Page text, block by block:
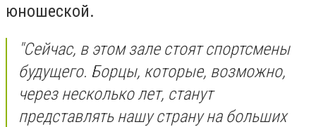
юношеской.
"Сейчас, в этом зале стоят спортсмены
будущего. Борцы, которые, возможно,
через несколько лет, станут
представлять нашу страну на больших